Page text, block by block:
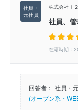
株式会社Ｉ
社員、
在籍時期：
回答者： 社員・
(オープン系・